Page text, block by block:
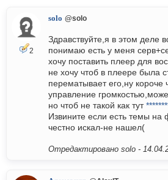
2
solo @solo
Здравствуйте,я в этом деле
понимаю есть у меня
хочу поставить плеер для
не хочу чтоб в плеере была
перематывает его,ну короче
управление
но чтоб не такой как тут
Извините если есть темы на
честно искал-не нашел(
Отредактировано solo -